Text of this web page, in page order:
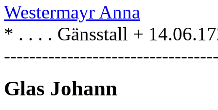
Westermayr Anna
* . . . . Gänsstall +
Glas Johann